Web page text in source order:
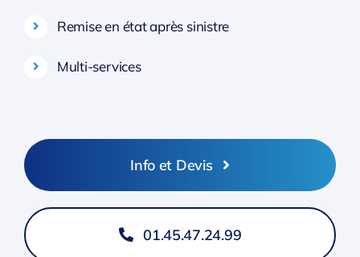
Remise en état après sinistre
Multi-services
Info et Devis
01.45.47.24.99